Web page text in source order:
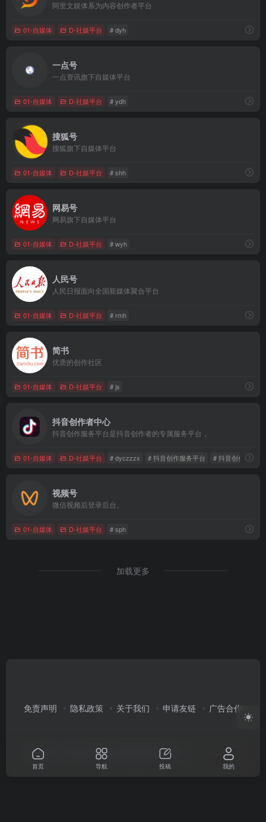
阿里文娱体系为内容创作者平台
01-自媒体 D-社媒平台 # dyh
一点号
一点资讯旗下自媒体平台
01-自媒体 D-社媒平台 # ydh
搜狐号
搜狐旗下自媒体平台
01-自媒体 D-社媒平台 # shh
网易号
网易旗下自媒体平台
01-自媒体 D-社媒平台 # wyh
人民号
人民日报面向全国新媒体聚合平台
01-自媒体 D-社媒平台 # rmh
简书
优质的创作社区
01-自媒体 D-社媒平台 # js
抖音创作者中心
抖音创作服务平台是抖音创作者的专属服务平台，
01-自媒体 D-社媒平台 # dyczzzx # 抖音创作服务平台 # 抖音创作者中心
视频号
微信视频后登录后台。
01-自媒体 D-社媒平台 # sph
加载更多
免责声明 隐私政策 关于我们 申请友链 广告合作
Copyright © 2026 96导航 渝ICP备2022003351号-2
首页 导航 投稿 我的